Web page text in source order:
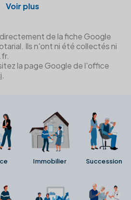
Voir plus
de la fiche Google
Ils n'ont ni été collectés ni
la page Google de l'office
.
Immobilier Succession